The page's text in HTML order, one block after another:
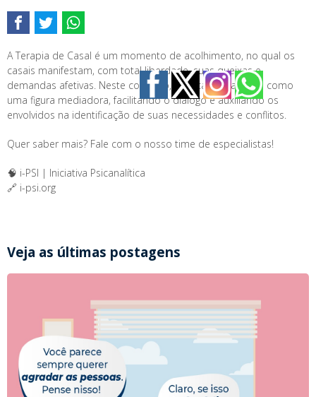
A Terapia de Casal é um momento de acolhimento, no qual os
casais manifestam, com total liberdade, suas queixas e
demandas afetivas. Neste contexto, o Psicanalista surge como
uma figura mediadora, facilitando o diálogo e auxiliando os
envolvidos na identificação de suas necessidades e conflitos.
Quer saber mais? Fale com o nosso time de especialistas!
🧠 i-PSI | Iniciativa Psicanalítica
🔗 i-psi.org
Veja as últimas postagens